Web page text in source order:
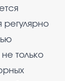
только